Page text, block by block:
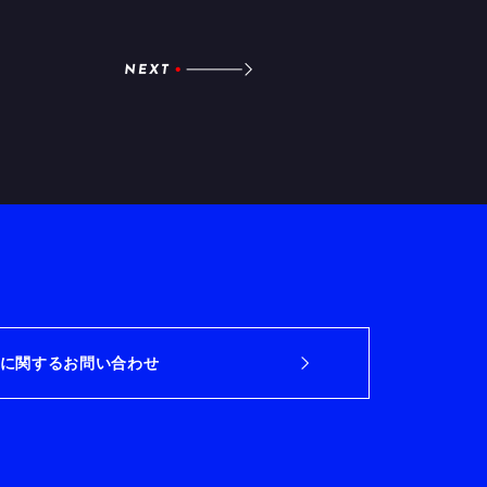
関するお問い合わせ